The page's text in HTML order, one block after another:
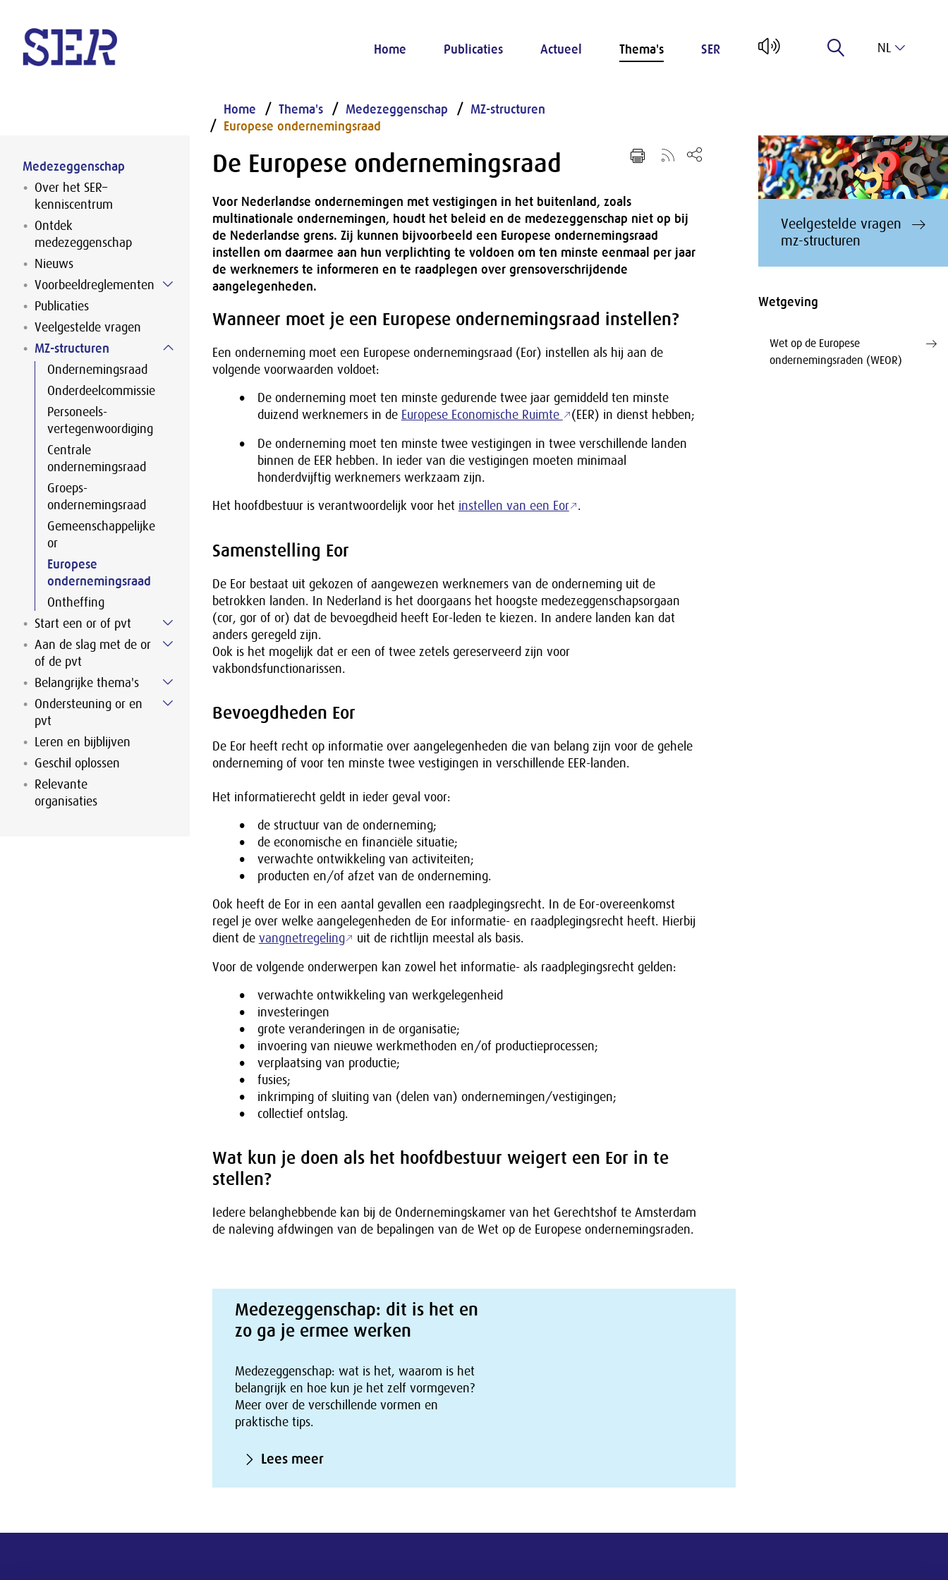
Home Publicaties Actueel Thema's SER NL
Medezeggenschap
Over het SER–
kenniscentrum
Ontdek
medezeggenschap
Nieuws
Voorbeeldreglementen
Publicaties
Veelgestelde vragen
MZ-structuren
Ondernemingsraad
Onderdeelcommissie
Personeels-
vertegenwoordiging
Centrale
ondernemingsraad
Groeps-
ondernemingsraad
Gemeenschappelijke
or
Europese
ondernemingsraad
Ontheffing
Start een or of pvt
Aan de slag met de or
of de pvt
Belangrijke thema's
Ondersteuning or en
pvt
Leren en bijblijven
Geschil oplossen
Relevante
organisaties
Home Thema's Medezeggenschap
MZ-structuren
Europese ondernemingsraad
De Europese ondernemingsraad
Voor Nederlandse ondernemingen met vestigingen in het buitenland, zoals
multinationale ondernemingen, houdt het beleid en de medezeggenschap niet op bij
de Nederlandse grens. Zij kunnen bijvoorbeeld een Europese ondernemingsraad
instellen om daarmee aan hun verplichting te voldoen om ten minste eenmaal per jaar
de werknemers te informeren en te raadplegen over grensoverschrijdende
aangelegenheden.
Wanneer moet je een Europese ondernemingsraad instellen?
Een onderneming moet een Europese ondernemingsraad (Eor) instellen als hij aan de
volgende voorwaarden voldoet:
De onderneming moet ten minste gedurende twee jaar gemiddeld ten minste
duizend werknemers in de Europese Economische Ruimte (EER) in dienst hebben;
De onderneming moet ten minste twee vestigingen in twee verschillende landen
binnen de EER hebben. In ieder van die vestigingen moeten minimaal
honderdvijftig werknemers werkzaam zijn.
Het hoofdbestuur is verantwoordelijk voor het instellen van een Eor .
Samenstelling Eor
De Eor bestaat uit gekozen of aangewezen werknemers van de onderneming uit de
betrokken landen. In Nederland is het doorgaans het hoogste medezeggenschapsorgaan
(cor, gor of or) dat de bevoegdheid heeft Eor-leden te kiezen. In andere landen kan dat
anders geregeld zijn.
Ook is het mogelijk dat er een of twee zetels gereserveerd zijn voor
vakbondsfunctionarissen.
Bevoegdheden Eor
De Eor heeft recht op informatie over aangelegenheden die van belang zijn voor de gehele
onderneming of voor ten minste twee vestigingen in verschillende EER-landen.
Het informatierecht geldt in ieder geval voor:
de structuur van de onderneming;
de economische en financiële situatie;
verwachte ontwikkeling van activiteiten;
producten en/of afzet van de onderneming.
Ook heeft de Eor in een aantal gevallen een raadplegingsrecht. In de Eor-overeenkomst
regel je over welke aangelegenheden de Eor informatie- en raadplegingsrecht heeft. Hierbij
dient de vangnetregeling uit de richtlijn meestal als basis.
Voor de volgende onderwerpen kan zowel het informatie- als raadplegingsrecht gelden:
verwachte ontwikkeling van werkgelegenheid
investeringen
grote veranderingen in de organisatie;
invoering van nieuwe werkmethoden en/of productieprocessen;
verplaatsing van productie;
fusies;
inkrimping of sluiting van (delen van) ondernemingen/vestigingen;
collectief ontslag.
Wat kun je doen als het hoofdbestuur weigert een Eor in te
stellen?
Iedere belanghebbende kan bij de Ondernemingskamer van het Gerechtshof te Amsterdam
de naleving afdwingen van de bepalingen van de Wet op de Europese ondernemingsraden.
Medezeggenschap: dit is het en
zo ga je ermee werken
Medezeggenschap: wat is het, waarom is het
belangrijk en hoe kun je het zelf vormgeven?
Meer over de verschillende vormen en
praktische tips.
Lees meer
Veelgestelde vragen
mz-structuren
Wetgeving
Wet op de Europese
ondernemingsraden (WEOR)